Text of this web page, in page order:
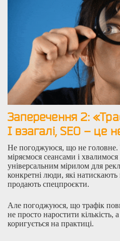
Заперечення 2: «
І взагалі, SEO – це
Не погоджуюся, що не головне.
міряємося сеансами і
універсальним мірилом для
конкретні люди, які натискають
продають спецпроєкти.
Але погоджуюся, що трафік
не просто наростити кількість,
коригується на практиці.